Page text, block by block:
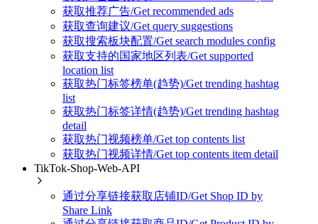
获取推荐广告/Get recommended ads
获取查询建议/Get query suggestions
获取搜索板块配置/Get search modules config
获取支持的国家地区列表/Get supported
location list
获取热门标签榜单(趋势)/Get trending hashtag
list
获取热门标签详情(趋势)/Get trending hashtag
detail
获取热门视频榜单/Get top contents list
获取热门视频详情/Get top contents item detail
TikTok-Shop-Web-API
通过分享链接获取店铺ID/Get Shop ID by
Share Link